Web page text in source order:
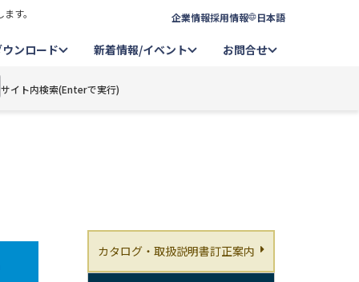
す。 企業情報採用情報 日本語
ウンロード 新着情報/イベント お問合せ
サイト内検索(Enterで実行)
カタログ・取扱説明書訂正案内